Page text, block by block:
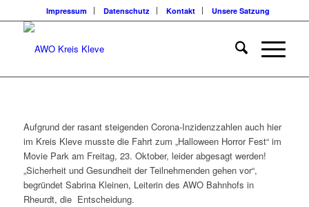
Impressum Datenschutz Kontakt Unsere Satzung
Aufgrund der rasant steigenden Corona-Inzidenzzahlen auch hier
im Kreis Kleve musste die Fahrt zum „Halloween Horror Fest“ im
Movie Park am Freitag, 23. Oktober, leider abgesagt werden!
„Sicherheit und Gesundheit der Teilnehmenden gehen vor“,
begründet Sabrina Kleinen, Leiterin des AWO Bahnhofs in
Rheurdt, die Entscheidung.